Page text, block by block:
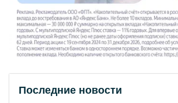
Последние новости